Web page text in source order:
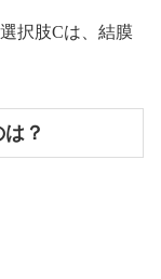
択肢Cは、結膜
？